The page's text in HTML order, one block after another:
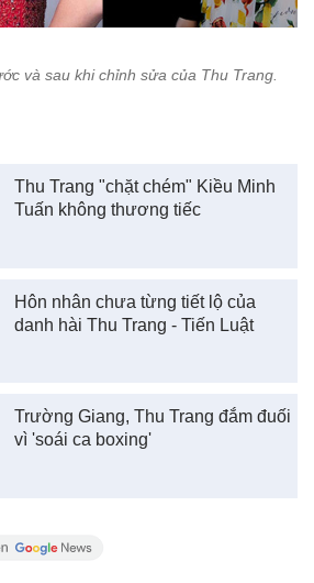
và sau khi chỉnh sửa của Thu Trang.
Thu Trang "chặt chém" Kiều Minh
Tuấn không thương tiếc
Hôn nhân chưa từng tiết lộ của
danh hài Thu Trang - Tiến Luật
Trường Giang, Thu Trang đắm đuối
vì 'soái ca boxing'